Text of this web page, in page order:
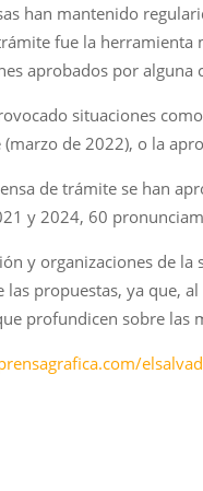
han mantenido
fue la herramienta
aprobados por alguna
situaciones
de 2022), o la
de trámite se han
y 2024, 60
y organizaciones de
las propuestas, ya que,
profundicen sobre las